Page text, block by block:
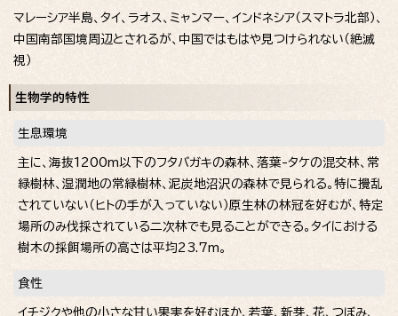
マレーシア半島、タイ、ラオス、ミャンマー、インドネシア（スマトラ北部）、
中国南部国境周辺とされるが、中国ではもはや見つけられない（絶滅
視）
生物学的特性
生息環境
主に、海抜1200m以下のフタバガキの森林、落葉-タケの混交林、常
緑樹林、湿潤地の常緑樹林、泥炭地沼沢の森林で見られる。特に攪乱
されていない（ヒトの手が入っていない）原生林の林冠を好むが、特定
場所のみ伐採されている二次林でも見ることができる。タイにおける
樹木の採餌場所の高さは平均23.7m。
食性
イチジクや他の小さな甘い果実を好むほか、若葉、新芽、花、つぼみ、